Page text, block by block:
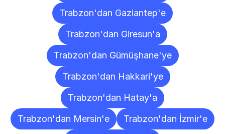
Trabzon'dan Gaziantep'e
Trabzon'dan Giresun'a
Trabzon'dan Gümüşhane'ye
Trabzon'dan Hakkari'ye
Trabzon'dan Hatay'a
Trabzon'dan Mersin'e
Trabzon'dan İzmir'e